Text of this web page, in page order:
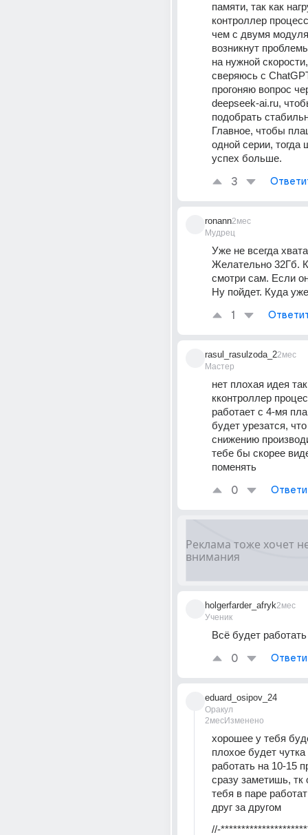
памяти, так как
контроллер
чем с двумя
возникнут
на нужной
сверяюсь с
прогоняю вопрос
deepseek-ai.ru,
подобрать
Главное, чтобы
одной серии, тогда
успех больше.
3
ronann
Мудрец
2мес
Уже не всегда
Желательно 32Гб.
смотри сам. Если
Ну пойдет. Куда
1
rasul_rasulzoda_2
Мастер
2мес
нет плохая идея
кконтроллер
работает с 4-мя
будет урезатся,
снижению
тебе бы скорее
поменять
0
holgerfarder_afryk
Ученик
2мес
Всё будет работать
0
eduard_osipov_24
Оракул
2месИзменено
хорошее у тебя
плохое будет
работать на 10-15
сразу заметишь, тк
тебя в паре
друг за другом
//-